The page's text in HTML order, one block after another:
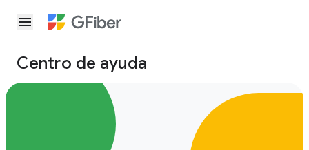
menu
Centro de ayuda